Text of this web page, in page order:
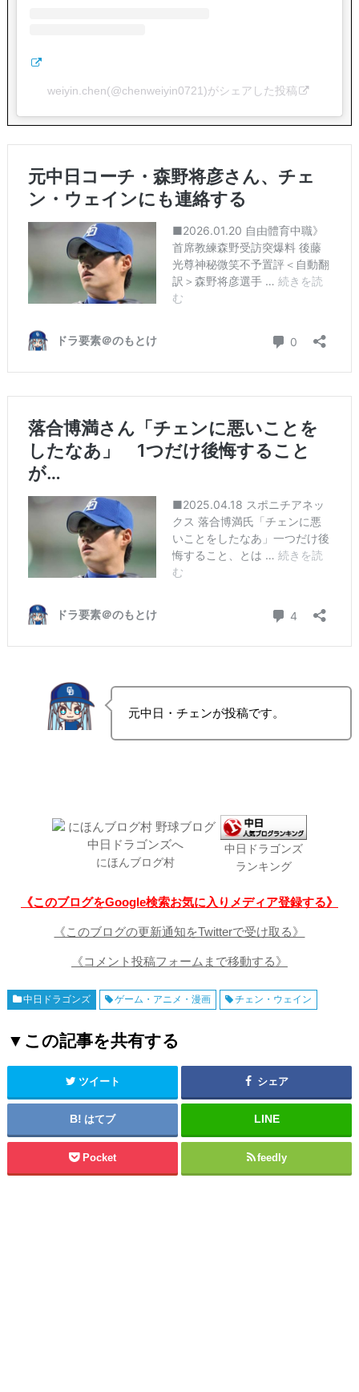
weiyin.chen(@chenweiyin0721)がシェアした投稿
元中日・チェンが投稿です。
にほんブログ村
中日ドラゴンズ
ランキング
《このブログをGoogle検索お気に入りメディア登録する》
《このブログの更新通知をTwitterで受け取る》
《コメント投稿フォームまで移動する》
中日ドラゴンズ ゲーム・アニメ・漫画 チェン・ウェイン
▼この記事を共有する
ツイート シェア
はてブ
Pocket feedly